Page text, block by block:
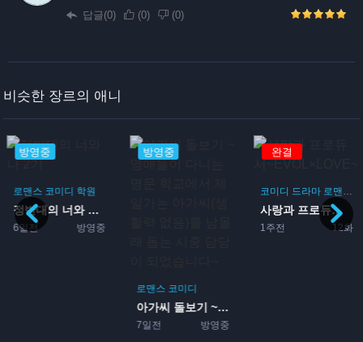
답글(0) (0) (0)
비슷한 장르의 애니
방영중
로맨스 코미디 학원
정반대의 너와 나 2기
6일전 방영중
방영중
로맨스 코미디
아가씨 돌보기 ~영애들이 다...
7일전 방영중
완결
코미디 드라마 로맨스
사랑과 프로듀서~EVOL×L...
1주전 12화